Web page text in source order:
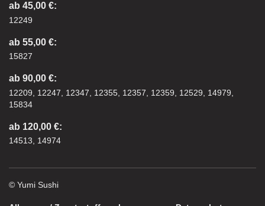
ab 45,00 €:
12249
ab 55,00 €:
15827
ab 90,00 €:
12209, 12247, 12347, 12355, 12357, 12359, 12529, 14979,
15834
ab 120,00 €:
14513, 14974
© Yumi Sushi